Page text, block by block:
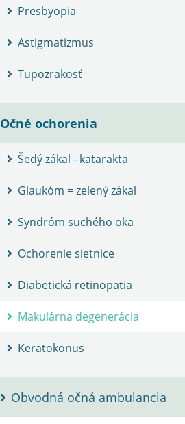
Presbyopia
Astigmatizmus
Tupozrakosť
Očné ochorenia
Šedý zákal - katarakta
Glaukóm = zelený zákal
Syndróm suchého oka
Ochorenie sietnice
Diabetická retinopatia
Makulárna degenerácia
Keratokonus
Obvodná očná ambulancia